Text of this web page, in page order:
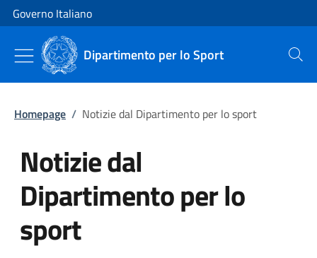
Vai al contenuto
Vai alla navigazione del sito
Governo Italiano
Dipartimento per lo Sport Cerca
Homepage / Notizie dal Dipartimento per lo sport
Notizie dal
Dipartimento per lo
sport